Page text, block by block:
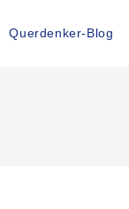
Querdenker-Blog